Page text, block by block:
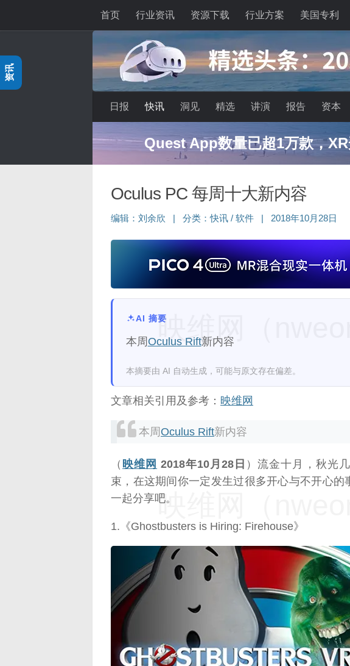
首页 行业资讯 资源下载 行业方案 美国专利
日报 快讯 洞见 精选 讲演 报告 资本
Quest App数量已超1万款，
Oculus PC 每周十大新内容
编辑： 刘余欣 分类：快讯 / 软件 2018年10月28日
AI 摘要
本周 Oculus Rift新内容
本摘要由 AI 自动生成，可能与原文存在偏差。
文章相关引用及参考： 映维网
本周 Oculus Rift新内容
（ 映维网 2018年10月28日 ）流金十月，秋光
束，在这期间你一定发生过很多开心与不开心的
一起分享吧。
1.《Ghostbusters is Hiring: Firehouse》
映维网（
映维网（
资讯